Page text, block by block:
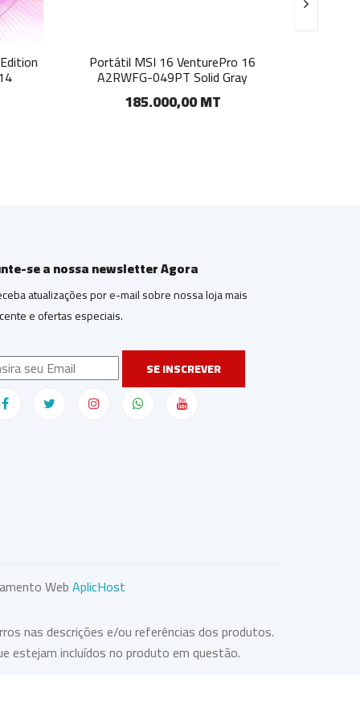
Portátil MSI 16 VenturePro 16
A2RWFG-049PT Solid Gray
185.000,00 MT
se a nossa newsletter Agora
atualizações por e-mail sobre nossa loja mais
e ofertas especiais.
SE INSCREVER
WebAplicHost
nas descrições e/ou referências dos produtos.
estejam incluídos no produto em questão.